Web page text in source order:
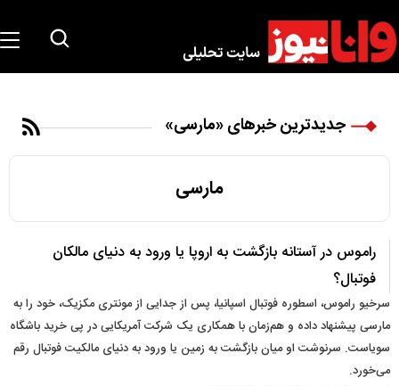
جدیدترین خبرهای «مارسی»
مارسی
راموس در آستانه بازگشت به اروپا یا ورود به دنیای مالکان
فوتبال؟
سرخیو راموس، اسطوره فوتبال اسپانیا، پس از جدایی از مونتری مکزیک، خود را به
مارسی پیشنهاد داده و هم‌زمان با همکاری یک شرکت آمریکایی در پی خرید باشگاه
سویاست. سرنوشت او میان بازگشت به زمین یا ورود به دنیای مالکیت فوتبال رقم
می‌خورد.